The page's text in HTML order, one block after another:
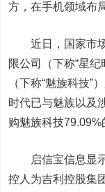
方，在手机领域布
近日，国家市场
限公司（下称“星
（下称“魅族科技”
时代已与魅族以及
购魅族科技79.09%
启信宝信息显示
控人为吉利控股集